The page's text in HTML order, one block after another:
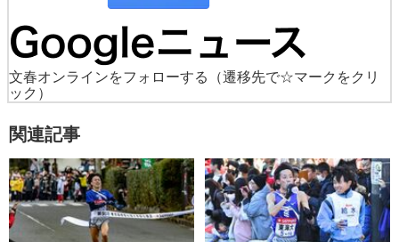
文春オンラインをフォローする
（遷移先で☆マークをクリ
ック）
関連記事